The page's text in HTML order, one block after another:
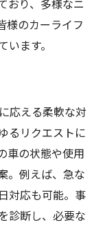
おり、多様なニ
様のカーライフ
ます。
応える柔軟な対
るリクエストに
車の状態や使用
。例えば、急な
対応も可能。事
診断し、必要な